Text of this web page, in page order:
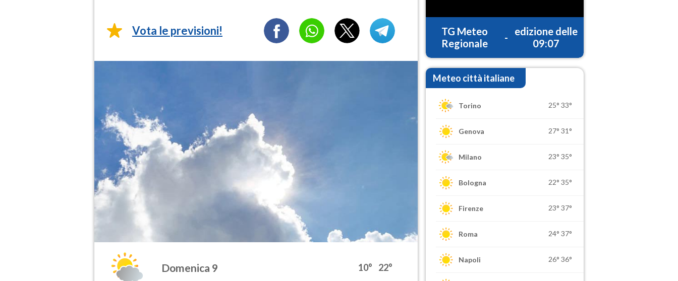
Vota le previsioni!
Domenica 9 10° 22°
TG Meteo
Regionale
-
edizione delle
09:07
Meteo città italiane
Torino 25° 33°
Genova 27° 31°
Milano 23° 35°
Bologna 22° 35°
Firenze 23° 37°
Roma 24° 37°
Napoli 26° 36°